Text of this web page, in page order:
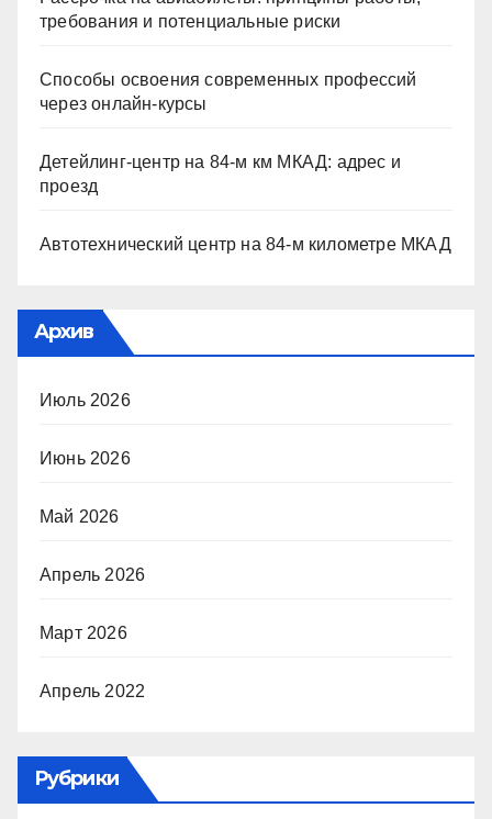
требования и потенциальные риски
Способы освоения современных профессий
через онлайн-курсы
Детейлинг-центр на 84-м км МКАД: адрес и
проезд
Автотехнический центр на 84-м километре МКАД
Архив
Июль 2026
Июнь 2026
Май 2026
Апрель 2026
Март 2026
Апрель 2022
Рубрики